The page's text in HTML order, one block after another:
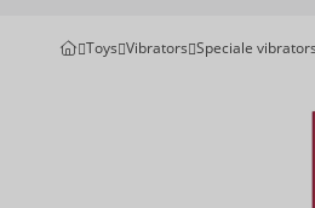
Toys Vibrators Speciale vibrators